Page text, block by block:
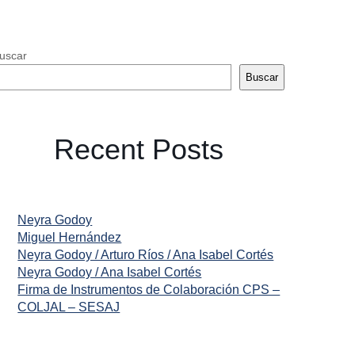
Buscar
Recent Posts
Neyra Godoy
Miguel Hernández
Neyra Godoy / Arturo Ríos / Ana Isabel Cortés
Neyra Godoy / Ana Isabel Cortés
Firma de Instrumentos de Colaboración CPS –
COLJAL – SESAJ